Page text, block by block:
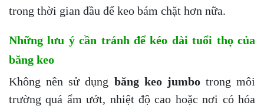
trong thời gian đầu để keo bám chặt hơn nữa.
Những lưu ý cần tránh để kéo dài tuổi thọ của
băng keo
Không nên sử dụng băng keo jumbotrong môi
trường quá ẩm ướt, nhiệt độ cao hoặc nơi có hóa